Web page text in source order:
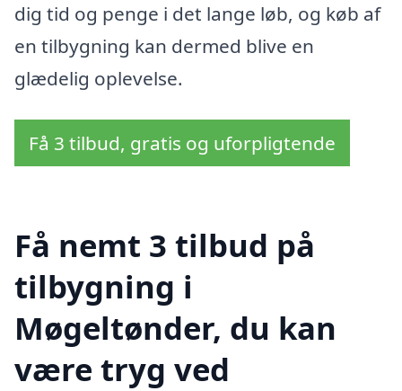
dig tid og penge i det lange løb, og køb af
en tilbygning kan dermed blive en
glædelig oplevelse.
Få 3 tilbud, gratis og uforpligtende
Få nemt 3 tilbud på
tilbygning i
Møgeltønder, du kan
være tryg ved